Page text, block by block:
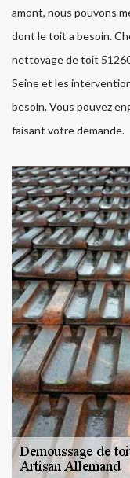
amont, nous pouvons
dont le toit a besoin.
nettoyage de toit
Seine et les
besoin. Vous pouvez
faisant votre demande.